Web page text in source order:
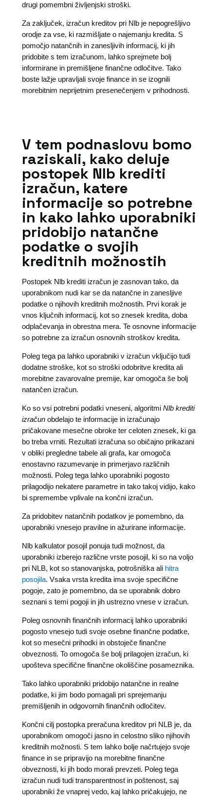
drugi pomembni življenjski stroški.
Za zaključek, izračun kreditov pri Nlb je nepogrešljivo
orodje za vse, ki razmišljate o najemanju kredita. S
pomočjo natančnih in zanesljivih informacij, ki jih
pridobite s tem izračunom, lahko sprejmete bolj
informirane in premišljene finančne odločitve. Tako
boste lažje upravljali svoje finance in se izognili
morebitnim neprijetnim presenečenjem v prihodnosti.
V tem podnaslovu bomo
raziskali, kako deluje
postopek Nlb krediti
izračun, katere
informacije so potrebne
in kako lahko uporabniki
pridobijo natančne
podatke o svojih
kreditnih možnostih
Postopek Nlb krediti izračun je zasnovan tako, da
uporabnikom nudi kar se da natančne in zanesljive
podatke o njihovih kreditnih možnostih. Prvi korak je
vnos ključnih informacij, kot so znesek kredita, doba
odplačevanja in obrestna mera. Te osnovne informacije
so potrebne za izračun osnovnih stroškov kredita.
Poleg tega pa lahko uporabniki v izračun vključijo tudi
dodatne stroške, kot so stroški odobritve kredita ali
morebitne zavarovalne premije, kar omogoča še bolj
natančen izračun.
Ko so vsi potrebni podatki vneseni, algoritmi Nlb krediti
izračunobdelajo te informacije in izračunajo
pričakovane mesečne obroke ter celoten znesek, ki ga
bo treba vrniti. Rezultati izračuna so običajno prikazani
v obliki pregledne tabele ali grafa, kar omogoča
enostavno razumevanje in primerjavo različnih
možnosti. Poleg tega lahko uporabniki pogosto
prilagodijo nekatere parametre in tako takoj vidijo, kako
bi spremembe vplivale na končni izračun.
Za pridobitev natančnih podatkov je pomembno, da
uporabniki vnesejo pravilne in ažurirane informacije.
Nlb kalkulator posojil ponuja tudi možnost, da
uporabniki izberejo različne vrste posojil, ki so na voljo
pri NLB, kot so stanovanjska, potrošniška ali hitra
posojila. Vsaka vrsta kredita ima svoje specifične
pogoje, zato je pomembno, da se uporabnik dobro
seznani s temi pogoji in jih ustrezno vnese v izračun.
Poleg osnovnih finančnih informacij lahko uporabniki
pogosto vnesejo tudi svoje osebne finančne podatke,
kot so mesečni prihodki in obstoječe finančne
obveznosti. To omogoča še bolj prilagojen izračun, ki
upošteva specifične finančne okoliščine posameznika.
Tako lahko uporabniki pridobijo natančne in realne
podatke, ki jim bodo pomagali pri sprejemanju
premišljenih in odgovornih finančnih odločitev.
Končni cilj postopka preračuna kreditov pri NLB je, da
uporabnikom omogoči jasno in celostno sliko njihovih
kreditnih možnosti. S tem lahko bolje načrtujejo svoje
finance in se pripravijo na morebitne finančne
obveznosti, ki jih bodo morali prevzeti. Poleg tega
izračun nudi tudi transparentnost in poštenost, saj
uporabniki že vnaprej vedo, kaj lahko pričakujejo, ne